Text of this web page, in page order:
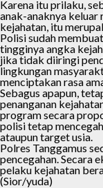
Karena itu prilaku,
anak-anaknya keluar
kejahatan, itu
Polisi sudah
tingginya angka
jika tidak diiringi
lingkungan
menciptakan rasa
Sebagus apapun,
penanganan
program secara
polisi tetap
ataupun target usia.
Polres Tanggamus
pencegahan. Secara
pelaku kejahatan
(Sior/yuda)